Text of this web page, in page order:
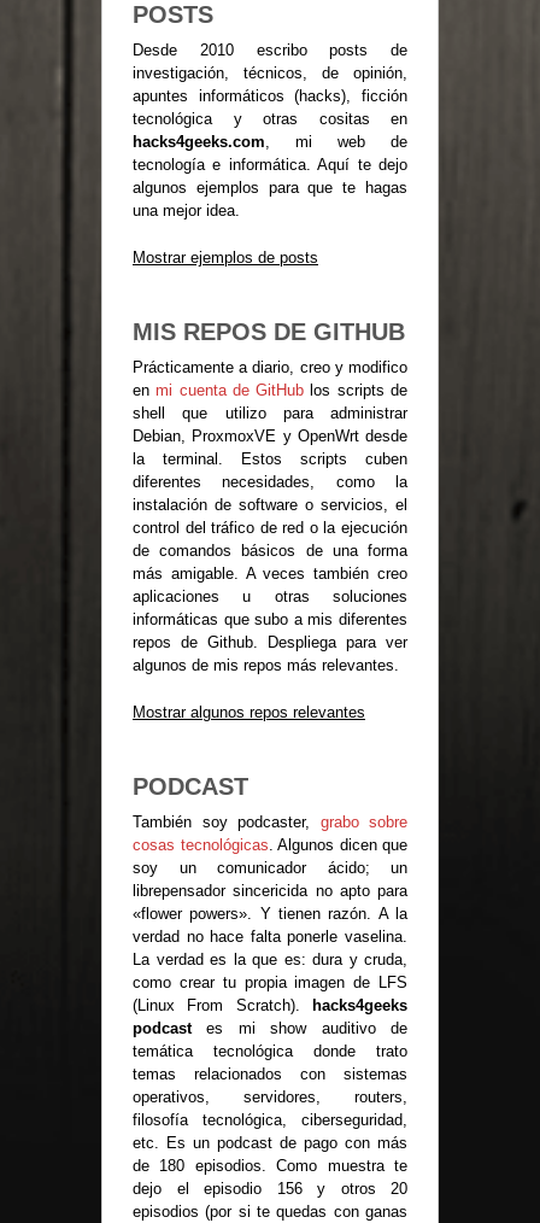
POSTS
Desde 2010 escribo posts de
investigación, técnicos, de opinión,
apuntes informáticos (hacks), ficción
tecnológica y otras cositas en
hacks4geeks.com, mi web de
tecnología e informática. Aquí te dejo
algunos ejemplos para que te hagas
una mejor idea.
Mostrar ejemplos de posts
MIS REPOS DE GITHUB
Prácticamente a diario, creo y modifico
enmi cuenta de GitHub los scripts de
shell que utilizo para administrar
Debian, ProxmoxVE y OpenWrt desde
la terminal. Estos scripts cuben
diferentes necesidades, como la
instalación de software o servicios, el
control del tráfico de red o la ejecución
de comandos básicos de una forma
más amigable. A veces también creo
aplicaciones u otras soluciones
informáticas que subo a mis diferentes
repos de Github. Despliega para ver
algunos de mis repos más relevantes.
Mostrar algunos repos relevantes
PODCAST
También soy podcaster, grabo sobre
cosas tecnológicas. Algunos dicen que
soy un comunicador ácido; un
librepensador sincericida no apto para
«flower powers». Y tienen razón. A la
verdad no hace falta ponerle vaselina.
La verdad es la que es: dura y cruda,
como crear tu propia imagen de LFS
(Linux From Scratch).
hacks4geeks
podcastes mi show auditivo de
temática tecnológica donde trato
temas relacionados con sistemas
operativos, servidores, routers,
filosofía tecnológica, ciberseguridad,
etc. Es un podcast de pago con más
de 180 episodios. Como muestra te
dejo el episodio 156 y otros 20
episodios (por si te quedas con ganas